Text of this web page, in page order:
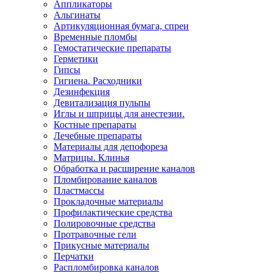
Аппликаторы
Альгинаты
Артикуляционная бумага, спреи
Временные пломбы
Гемостатические препараты
Герметики
Гипсы
Гигиена. Расходники
Дезинфекция
Девитализация пульпы
Иглы и шприцы для анестезии.
Костные препараты
Лечебные препараты
Материалы для депофореза
Матрицы. Клинья
Обработка и расширение каналов
Пломбирование каналов
Пластмассы
Прокладочные материалы
Профилактические средства
Полировочные средства
Протравочные гели
Прикусные материалы
Перчатки
Распломбировка каналов